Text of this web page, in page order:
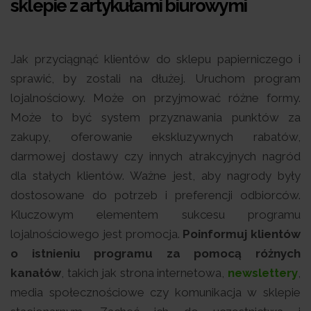
sklepie z artykułami biurowymi
Jak przyciągnąć klientów do sklepu papierniczego i
sprawić, by zostali na dłużej. Uruchom program
lojalnościowy. Może on przyjmować różne formy.
Może to być system przyznawania punktów za
zakupy, oferowanie ekskluzywnych rabatów,
darmowej dostawy czy innych atrakcyjnych nagród
dla stałych klientów. Ważne jest, aby nagrody były
dostosowane do potrzeb i preferencji odbiorców.
Kluczowym elementem sukcesu programu
lojalnościowego jest promocja. Poinformuj klientów
o istnieniu programu za pomocą różnych
kanałów, takich jak strona internetowa, newslettery,
media społecznościowe czy komunikacja w sklepie